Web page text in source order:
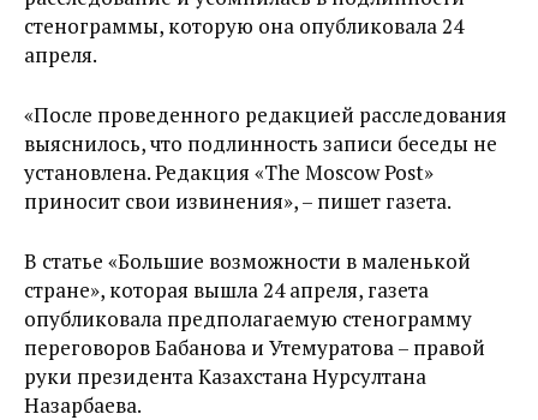
стенограммы, которую она опубликовала 24
апреля.
«После проведенного редакцией расследования
выяснилось, что подлинность записи беседы не
установлена. Редакция «The Moscow Post»
приносит свои извинения», – пишет газета.
В статье «Большие возможности в маленькой
стране», которая вышла 24 апреля, газета
опубликовала предполагаемую стенограмму
переговоров Бабанова и Утемуратова – правой
руки президента Казахстана Нурсултана
Назарбаева.